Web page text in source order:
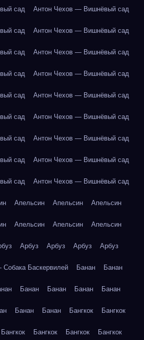
сад Антон Чехов — Вишнёвый сад
сад Антон Чехов — Вишнёвый сад
сад Антон Чехов — Вишнёвый сад
сад Антон Чехов — Вишнёвый сад
сад Антон Чехов — Вишнёвый сад
сад Антон Чехов — Вишнёвый сад
сад Антон Чехов — Вишнёвый сад
сад Антон Чехов — Вишнёвый сад
сад Антон Чехов — Вишнёвый сад
Апельсин Апельсин Апельсин
Апельсин Апельсин Апельсин
Арбуз Арбуз Арбуз Арбуз
Баскервилей Банан Банан
Банан Банан Банан Банан
Банан Банан Бангкок Бангкок
Бангкок Бангкок Бангкок Бангкок